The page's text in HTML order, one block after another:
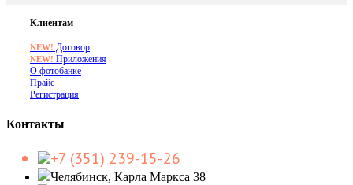
Клиентам
NEW! Договор
NEW! Приложения
О фотобанке
Прайс
Регистрация
Контакты
+7 (351) 239-15-26
Челябинск, Карла Маркса 38